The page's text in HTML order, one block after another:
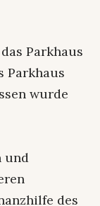
Parkhaus
Parkhaus
wurde
und
des